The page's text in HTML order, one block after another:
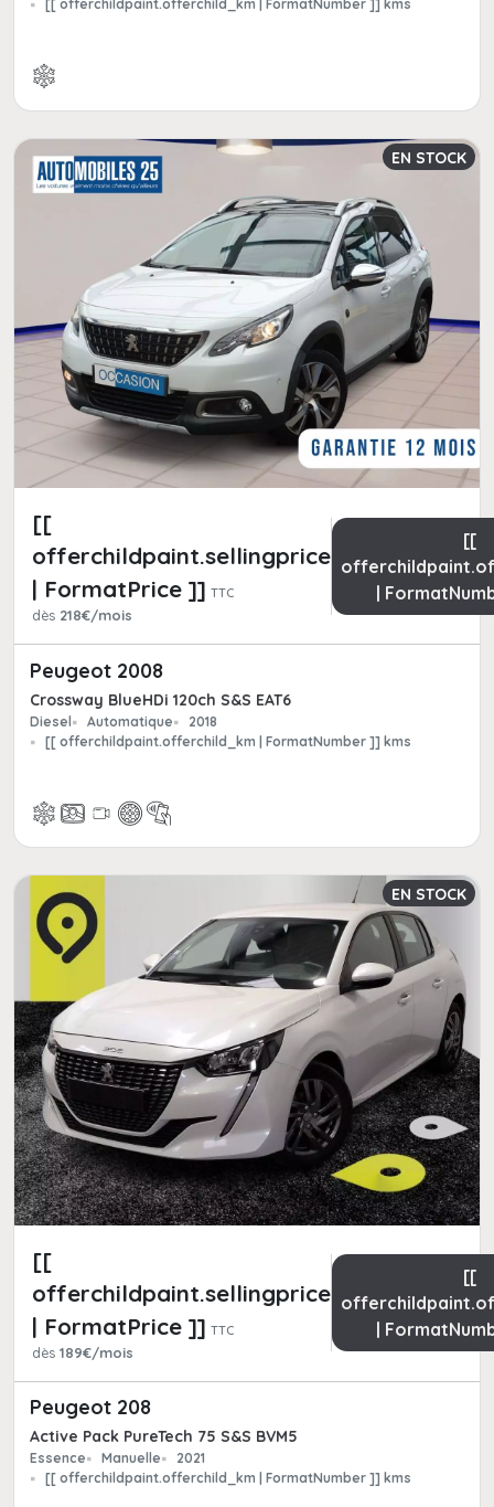
[[ offerchildpaint.offerchild_km | FormatNumber ]] kms
EN STOCK
[[
offerchildpaint.sellingpricepart_ttc
| FormatPrice ]] TTC
dès 218€/mois
[[
|
Peugeot 2008
Crossway BlueHDi 120ch S&S EAT6
Diesel Automatique
2018
[[ offerchildpaint.offerchild_km | FormatNumber ]] kms
EN STOCK
[[
offerchildpaint.sellingpricepart_ttc
| FormatPrice ]] TTC
dès 189€/mois
[[
|
Peugeot 208
Active Pack PureTech 75 S&S BVM5
Essence Manuelle
2021
[[ offerchildpaint.offerchild_km | FormatNumber ]] kms